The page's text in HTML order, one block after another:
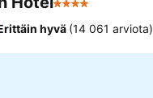
4 Tähtiluokitus
hyvä (14 061 arviota)